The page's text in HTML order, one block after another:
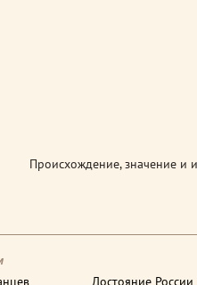
Происхождение, значение и
Достояние России